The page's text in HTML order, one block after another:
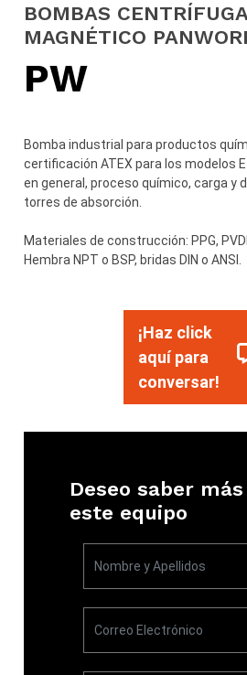
BOMBAS
MAGNÉTICO
PW
Bomba industrial para productos
certificación ATEX para los modelos
en general, proceso químico, carga y
torres de absorción.
Materiales de construcción: PPG,
Hembra NPT o BSP, bridas DIN o ANSI.
¡Haz click
aquí para
conversar!
Deseo saber
este equipo